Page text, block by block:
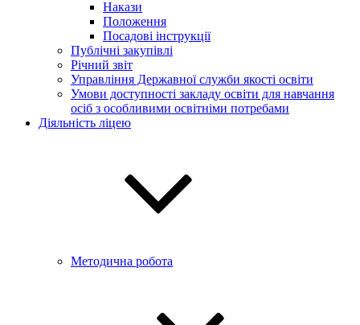
Накази
Положення
Посадові інструкції
Публічні закупівлі
Річний звіт
Управління Державної служби якості освіти
Умови доступності закладу освіти для навчання
осіб з особливими освітніми потребами
Діяльність ліцею
Методична робота